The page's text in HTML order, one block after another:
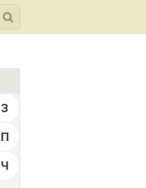
З
П
Ч